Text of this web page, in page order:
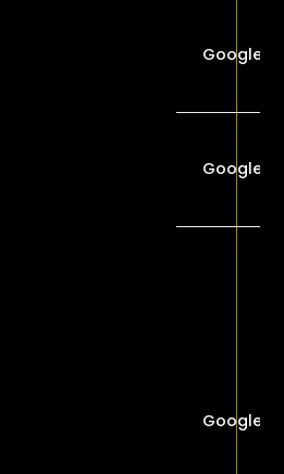
Google
Google
Google